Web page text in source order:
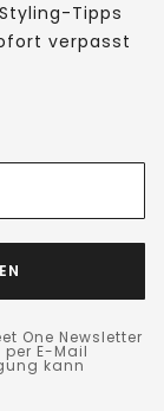
Tipps
verpasst
One Newsletter
E-Mail
kann